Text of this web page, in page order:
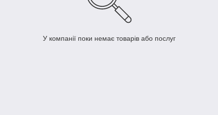
У компанії поки немає товарів або послуг